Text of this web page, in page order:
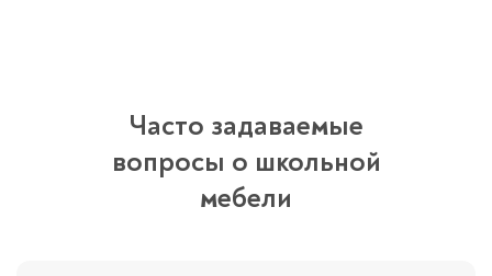
Часто задаваемые
вопросы о школьной
мебели